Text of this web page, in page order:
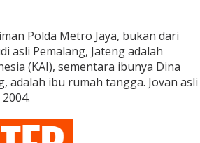
Polda Metro Jaya, bukan dari
asli Pemalang, Jateng adalah
(KAI), sementara ibunya Dina
adalah ibu rumah tangga. Jovan asli